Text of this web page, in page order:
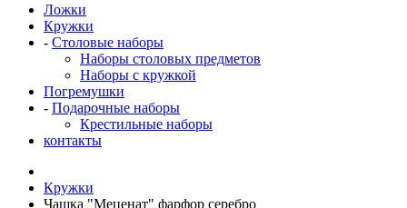
Ложки
Кружки
- Столовые наборы
Наборы столовых предметов
Наборы с кружкой
Погремушки
- Подарочные наборы
Крестильные наборы
контакты
Кружки
Чашка "Меценат" фарфор серебро